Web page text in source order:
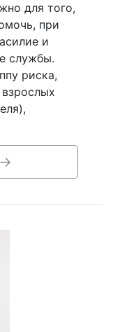
для того,
при
и
службы.
риска,
→